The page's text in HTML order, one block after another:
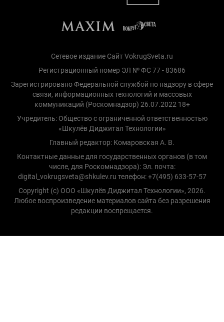
Сетевое издание Сайт VokrugSveta.ru
Регистрационный номер ЭЛ № ФС 77 - 83686
Зарегистрировано Федеральной службой по надзору в сфере
связи, информационных технологий и массовых
коммуникаций (Роскомнадзор) 26.07.2022 18+
Учредитель: Общество с ограниченной ответственностью
«Шкулёв Диджитал Технологии»
Главный редактор: Комаровская А. В.
Контактные данные для государственных органов (в том
числе, для Роскомнадзора): Эл. почта:
digital_vokrugsveta@shkulev.ru телефон: +7(495) 633-57-57
Copyright (с) ООО «Шкулёв Диджитал Технологии», 2026.
Любое воспроизведение материалов сайта без разрешения
редакции воспрещается.